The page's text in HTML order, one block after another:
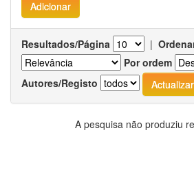
Resultados/Página |
Por ordem
Autores/Registo
A pesquisa não produziu